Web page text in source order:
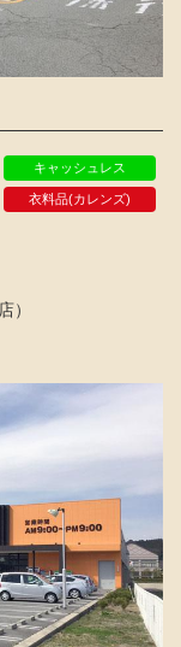
キャッシュレス
衣料品(カレンズ)
）